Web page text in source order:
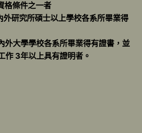
格條件之一者
外研究所碩士以上學校各系所畢業得
外大學學校各系所畢業得有證書，並
作 3年以上具有證明者。